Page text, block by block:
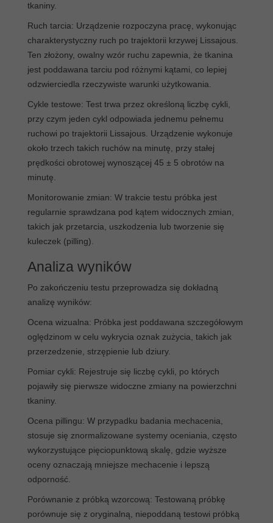
tkaniny.
Ruch tarcia: Urządzenie rozpoczyna pracę, wykonując
charakterystyczny ruch po trajektorii krzywej Lissajous.
Ten złożony, owalny wzór ruchu zapewnia, że tkanina
jest poddawana tarciu pod różnymi kątami, co lepiej
odzwierciedla rzeczywiste warunki użytkowania.
Cykle testowe: Test trwa przez określoną liczbę cykli,
przy czym jeden cykl odpowiada jednemu pełnemu
ruchowi po trajektorii Lissajous. Urządzenie wykonuje
około trzech takich ruchów na minutę, przy stałej
prędkości obrotowej wynoszącej 45 ± 5 obrotów na
minutę.
Monitorowanie zmian: W trakcie testu próbka jest
regularnie sprawdzana pod kątem widocznych zmian,
takich jak przetarcia, uszkodzenia lub tworzenie się
kuleczek (pilling).
Analiza wyników
Po zakończeniu testu przeprowadza się dokładną
analizę wyników:
Ocena wizualna: Próbka jest poddawana szczegółowym
oględzinom w celu wykrycia oznak zużycia, takich jak
przerzedzenie, strzępienie lub dziury.
Pomiar cykli: Rejestruje się liczbę cykli, po których
pojawiły się pierwsze widoczne zmiany na powierzchni
tkaniny.
Ocena pillingu: W przypadku badania mechacenia,
stosuje się znormalizowane systemy oceniania, często
wykorzystujące pięciopunktową skalę, gdzie wyższe
oceny oznaczają mniejsze mechacenie i lepszą
odporność.
Porównanie z próbką wzorcową: Testowaną próbkę
porównuje się z oryginalną, niepoddaną testowi próbką